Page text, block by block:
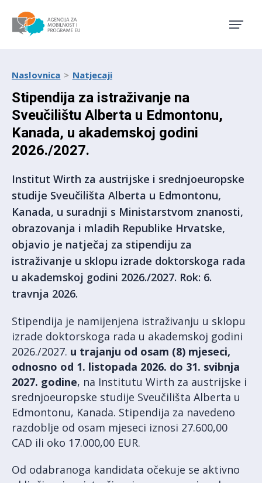
Naslovnica Natjecaji
Stipendija za istraživanje na
Sveučilištu Alberta u Edmontonu,
Kanada, u akademskoj godini
2026./2027.
Institut Wirth za austrijske i srednjoeuropske
studije Sveučilišta Alberta u Edmontonu,
Kanada, u suradnji s Ministarstvom znanosti,
obrazovanja i mladih Republike Hrvatske,
objavio je natječaj za stipendiju za
istraživanje u sklopu izrade doktorskoga rada
u akademskoj godini 2026./2027. Rok: 6.
travnja 2026.
Stipendija je namijenjena istraživanju u sklopu
izrade doktorskoga rada u akademskoj godini
2026./2027. u trajanju od osam (8) mjeseci,
odnosno od 1. listopada 2026. do 31. svibnja
2027. godine, na Institutu Wirth za austrijske i
srednjoeuropske studije Sveučilišta Alberta u
Edmontonu, Kanada. Stipendija za navedeno
razdoblje od osam mjeseci iznosi 27.600,00
CAD ili oko 17.000,00 EUR.
Od odabranoga kandidata očekuje se aktivno